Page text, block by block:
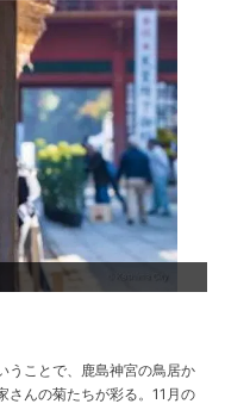
うことで、鹿島神宮の鳥居か
さんの菊たちが彩る。11月の